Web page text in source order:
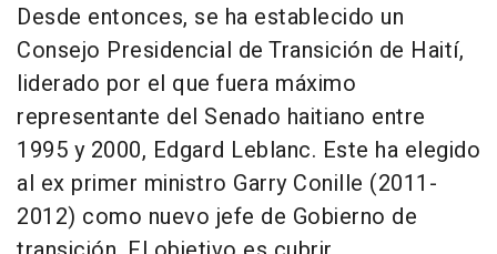
Desde entonces, se ha establecido un
Consejo Presidencial de Transición de Haití,
liderado por el que fuera máximo
representante del Senado haitiano entre
1995 y 2000, Edgard Leblanc. Este ha elegido
al ex primer ministro Garry Conille (2011-
2012) como nuevo jefe de Gobierno de